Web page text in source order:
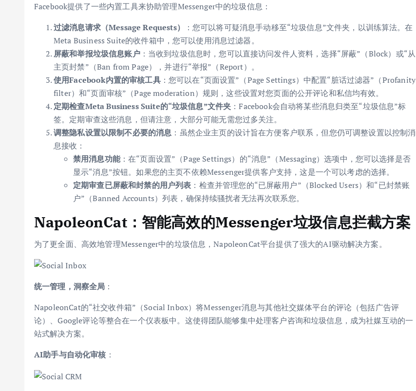
Facebook提供了一些内置工具来协助管理Messenger中的垃圾信息：
过滤消息请求（Message Requests）
：您可以将可疑消息手动移至“垃圾信息”文件夹，以训练算法。在
Meta Business Suite的收件箱中，您可以使用消息过滤器。
屏蔽和举报垃圾信息账户：当收到垃圾信息时，您可以直接访问发件人资料，选择“屏蔽”（Block）或“从
主页封禁”（Ban from Page），并进行“举报”（Report）。
使用Facebook内置的审核工具：您可以在“页面设置”（Page Settings）中配置“脏话过滤器”（Profanity
filter）和“页面审核”（Page moderation）规则，这些设置对您页面的公开评论和私信均有效。
定期检查Meta Business Suite的“垃圾信息”文件夹 ：Facebook会自动将某些消息归类至“垃圾信息”标
签。定期审查这些消息，但请注意，大部分可能无需您过多关注。
调整隐私设置以限制不必要的消息 ：虽然企业主页的设计旨在方便客户联系，但您仍可调整设置以控制消
息接收：
禁用消息功能：在“页面设置”（Page Settings）的“消息”（Messaging）选项中，您可以选择是否
显示“消息”按钮。如果您的主页不依赖Messenger提供客户支持，这是一个可以考虑的选择。
定期审查已屏蔽和封禁的用户列表 ：检查并管理您的“已屏蔽用户”（Blocked Users）和“已封禁账
户”（Banned Accounts）列表，确保持续骚扰者无法再次联系您。
NapoleonCat：智能高效的Messenger垃圾信息拦截方案
为了更全面、高效地管理Messenger中的垃圾信息，NapoleonCat平台提供了强大的AI驱动解决方案。
统一管理，洞察全局 ：
NapoleonCat的“社交收件箱”（Social Inbox）将Messenger消息与其他社交媒体平台的评论（包括广告评
论）、Google评论等整合在一个仪表板中。这使得团队能够集中处理客户咨询和垃圾信息，成为社媒互动的一
站式解决方案。
AI助手与自动化审核：